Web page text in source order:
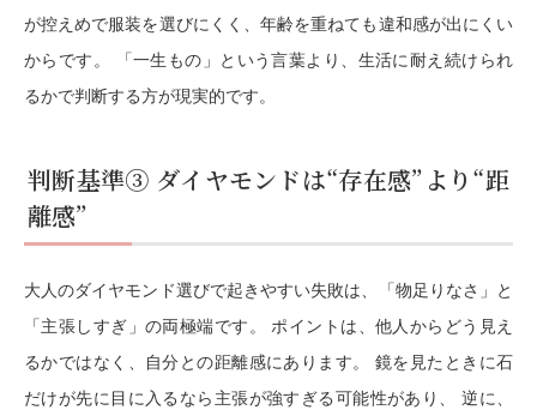
が控えめで服装を選びにくく、年齢を重ねても違和感が出にくい
からです。 「一生もの」という言葉より、生活に耐え続けられ
るかで判断する方が現実的です。
判断基準③ ダイヤモンドは“存在感”より“距
離感”
大人のダイヤモンド選びで起きやすい失敗は、「物足りなさ」と
「主張しすぎ」の両極端です。 ポイントは、他人からどう見え
るかではなく、自分との距離感にあります。 鏡を見たときに石
だけが先に目に入るなら主張が強すぎる可能性があり、 逆に、